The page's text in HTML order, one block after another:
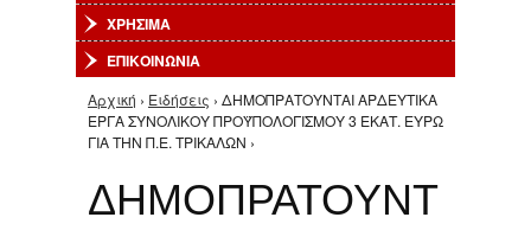
ΧΡΗΣΙΜΑ
ΕΠΙΚΟΙΝΩΝΙΑ
Είστε εδώ
Αρχική › Ειδήσεις › ΔΗΜΟΠΡΑΤΟΥΝΤΑΙ ΑΡΔΕΥΤΙΚΑ
ΕΡΓΑ ΣΥΝΟΛΙΚΟΥ ΠΡΟΫΠΟΛΟΓΙΣΜΟΥ 3 ΕΚΑΤ. ΕΥΡΩ
ΓΙΑ ΤΗΝ Π.Ε. ΤΡΙΚΑΛΩΝ ›
ΔΗΜΟΠΡΑΤΟΥΝΤ